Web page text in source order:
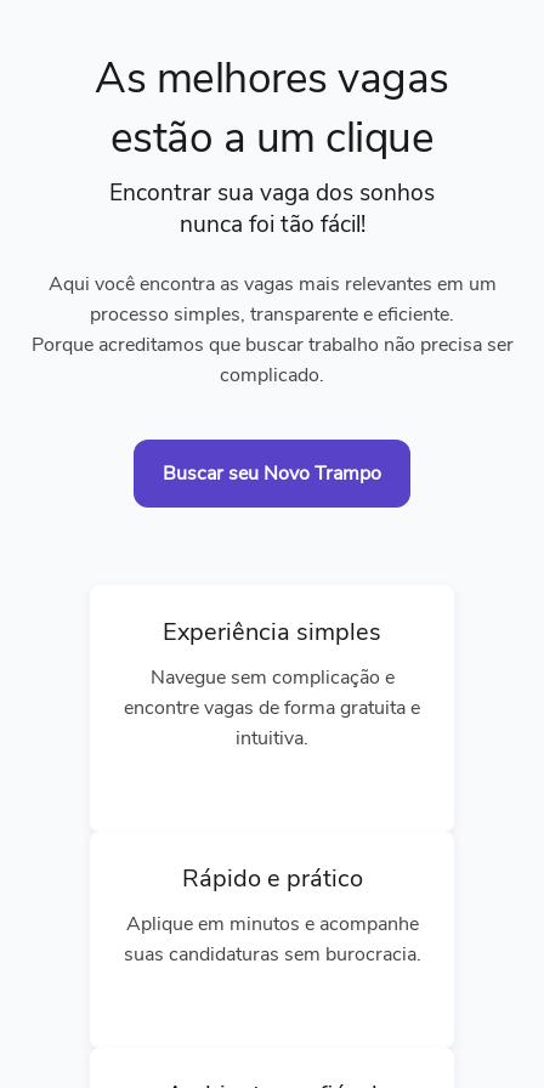
As melhores vagas
estão a um clique
Encontrar sua vaga dos sonhos
nunca foi tão fácil!
Aqui você encontra as vagas mais relevantes em um
processo simples, transparente e eficiente.
Porque acreditamos que buscar trabalho não precisa ser
complicado.
Buscar seu Novo Trampo
Experiência simples
Navegue sem complicação e
encontre vagas de forma gratuita e
intuitiva.
Rápido e prático
Aplique em minutos e acompanhe
suas candidaturas sem burocracia.